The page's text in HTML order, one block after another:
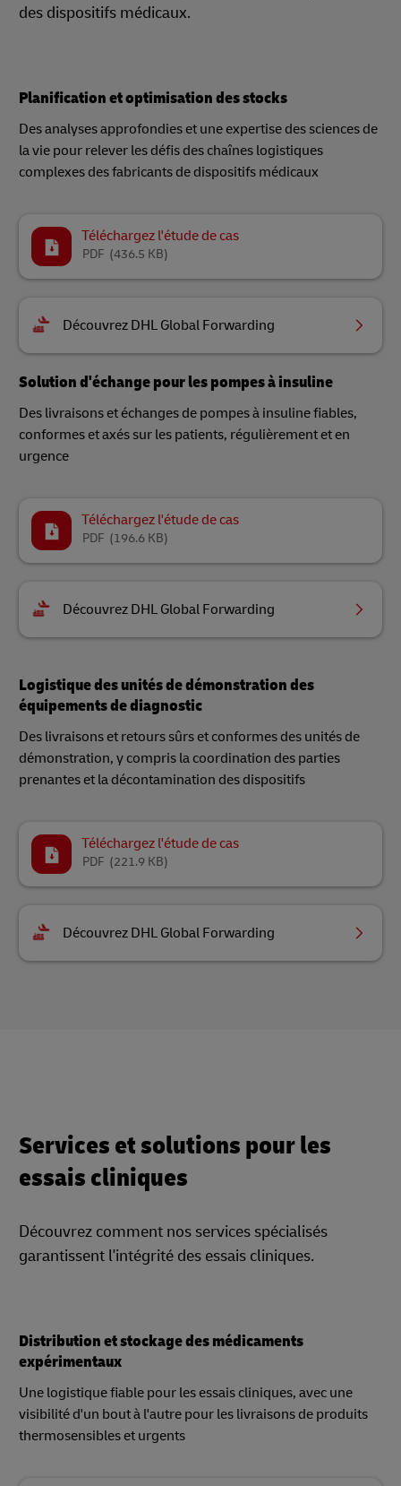
des dispositifs médicaux.
Planification et optimisation des stocks
Des analyses approfondies et une expertise des sciences de
la vie pour relever les défis des chaînes logistiques
complexes des fabricants de dispositifs médicaux
Téléchargez l'étude de cas
(436.5 KB)
PDF
Découvrez DHL Global Forwarding
Solution d'échange pour les pompes à insuline
Des livraisons et échanges de pompes à insuline fiables,
conformes et axés sur les patients, régulièrement et en
urgence
Téléchargez l'étude de cas
(196.6 KB)
PDF
Découvrez DHL Global Forwarding
Logistique des unités de démonstration des
équipements de diagnostic
Des livraisons et retours sûrs et conformes des unités de
démonstration, y compris la coordination des parties
prenantes et la décontamination des dispositifs
Téléchargez l'étude de cas
(221.9 KB)
PDF
Découvrez DHL Global Forwarding
Services et solutions pour les
essais cliniques
Découvrez comment nos services spécialisés
garantissent l'intégrité des essais cliniques.
Distribution et stockage des médicaments
expérimentaux
Une logistique fiable pour les essais cliniques, avec une
visibilité d'un bout à l'autre pour les livraisons de produits
thermosensibles et urgents